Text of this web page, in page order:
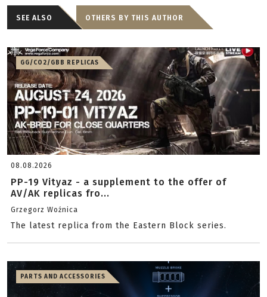
SEE ALSO OTHERS BY THIS AUTHOR
GG/CO2/GBB REPLICAS
08.08.2026
PP-19 Vityaz - a supplement to the offer of
AV/AK replicas fro...
Grzegorz Woźnica
The latest replica from the Eastern Block series.
PARTS AND ACCESSORIES